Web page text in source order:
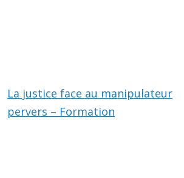
La justice face au manipulateur
pervers – Formation